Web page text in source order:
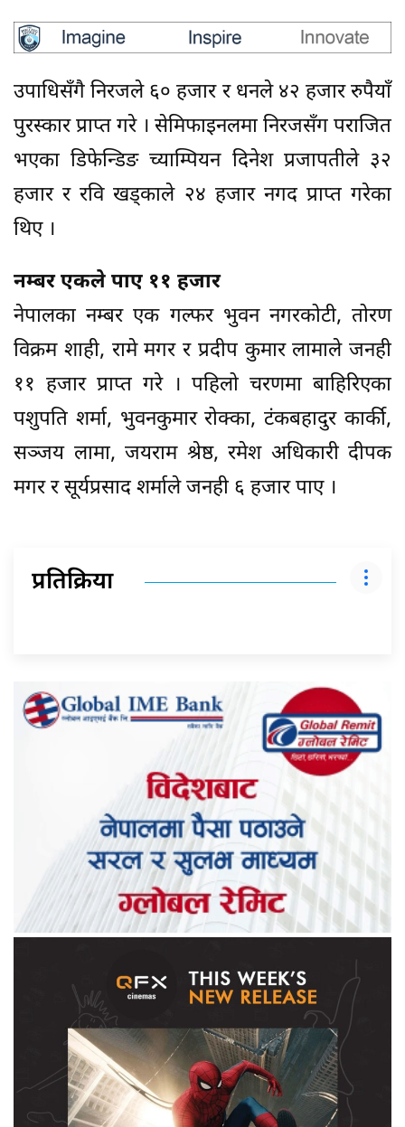
उपाधिसँगै निरजले ६० हजार र धनले ४२ हजार रुपैयाँ
पुरस्कार प्राप्त गरे । सेमिफाइनलमा निरजसँग पराजित
भएका डिफेन्डिङ च्याम्पियन दिनेश प्रजापतीले ३२
हजार र रवि खड्काले २४ हजार नगद प्राप्त गरेका
थिए ।
नम्बर एकले पाए ११ हजार
नेपालका नम्बर एक गल्फर भुवन नगरकोटी, तोरण
विक्रम शाही, रामे मगर र प्रदीप कुमार लामाले जनही
११ हजार प्राप्त गरे । पहिलो चरणमा बाहिरिएका
पशुपति शर्मा, भुवनकुमार रोक्का, टंकबहादुर कार्की,
सञ्जय लामा, जयराम श्रेष्ठ, रमेश अधिकारी दीपक
मगर र सूर्यप्रसाद शर्माले जनही ६ हजार पाए ।
प्रतिक्रिया